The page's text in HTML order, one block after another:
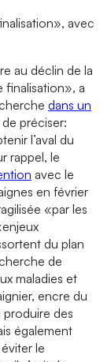
avec
au déclin de la
a
dans un
préciser:
l’aval du
rappel, le
avec le
en février
«par les
du plan
de
maladies et
encre du
produire des
également
le